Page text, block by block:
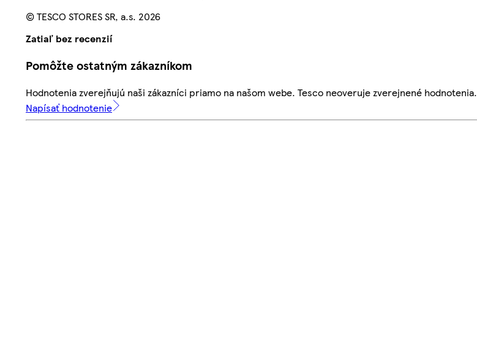
© TESCO STORES SR, a.s. 2026
Zatiaľ bez recenzií
Pomôžte ostatným zákazníkom
Hodnotenia zverejňujú naši zákazníci priamo na našom webe. Tesco neoveruje zverejnené hodnotenia.
Napísať hodnotenie